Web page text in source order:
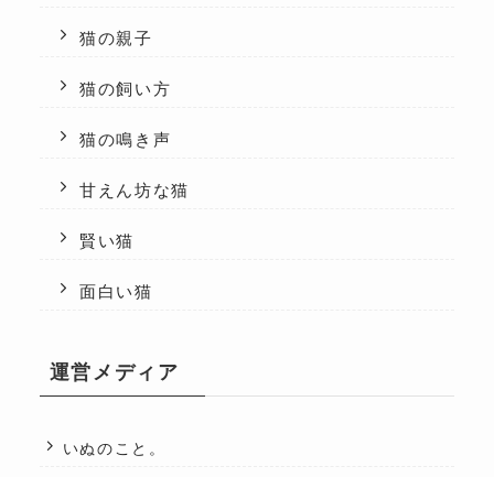
猫の親子
猫の飼い方
猫の鳴き声
甘えん坊な猫
賢い猫
面白い猫
運営メディア
いぬのこと。